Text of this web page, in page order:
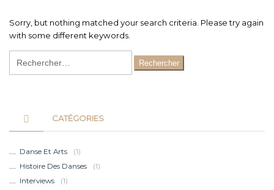
Sorry, but nothing matched your search criteria. Please try again
with some different keywords.
CATÉGORIES
Danse Et Arts
(1)
Histoire Des Danses
(1)
Interviews
(1)